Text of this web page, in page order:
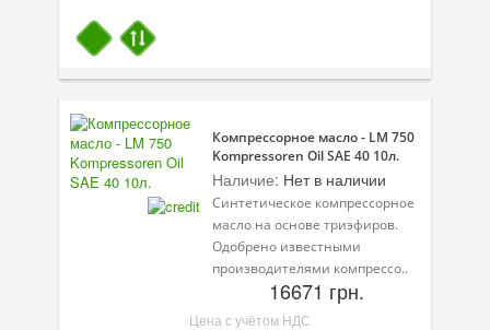
Технологические жидкости
Зимняя программа
Компрессорное масло - LM 750
Kompressoren Oil SAE 40 10л.
Наличие: Нет в наличии
Синтетическое компрессорное
масло на основе триэфиров.
Одобрено известными
производителями компрессо..
16671 грн.
Цена с учётом НДС